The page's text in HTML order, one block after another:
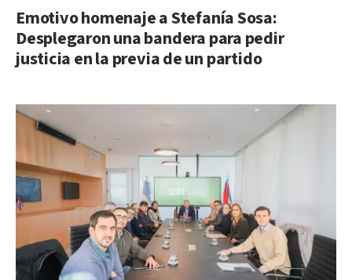
Emotivo homenaje a Stefanía Sosa:
Desplegaron una bandera para pedir
justicia en la previa de un partido